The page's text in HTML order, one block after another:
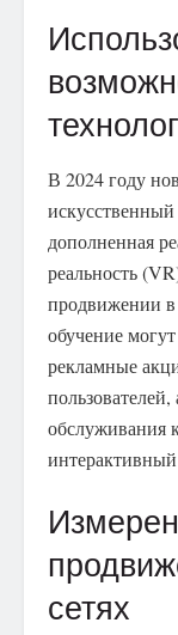
В 2024 году
дополненная
реальность
продвижении
обучение
рекламные
обслуживания
сетях